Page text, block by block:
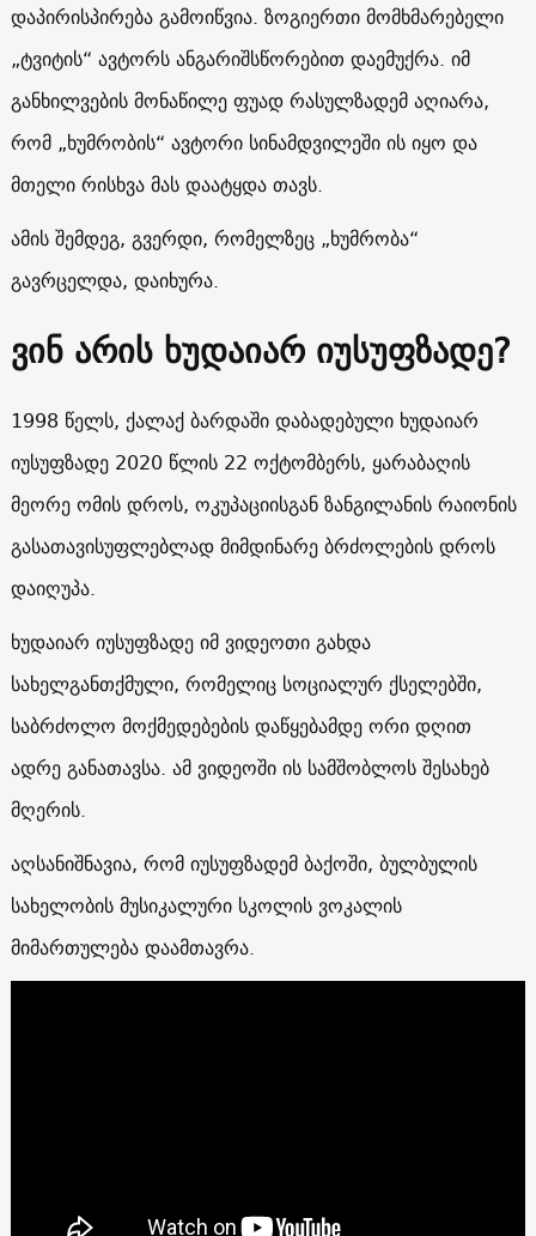
დაპირისპირება გამოიწვია. ზოგიერთი მომხმარებელი
„ტვიტის“ ავტორს ანგარიშსწორებით დაემუქრა. იმ
განხილვების მონაწილე ფუად რასულზადემ აღიარა,
რომ „ხუმრობის“ ავტორი სინამდვილეში ის იყო და
მთელი რისხვა მას დაატყდა თავს.
ამის შემდეგ, გვერდი, რომელზეც „ხუმრობა“
გავრცელდა, დაიხურა.
ვინ არის ხუდაიარ იუსუფზადე?
1998 წელს, ქალაქ ბარდაში დაბადებული ხუდაიარ
იუსუფზადე 2020 წლის 22 ოქტომბერს, ყარაბაღის
მეორე ომის დროს, ოკუპაციისგან ზანგილანის რაიონის
გასათავისუფლებლად მიმდინარე ბრძოლების დროს
დაიღუპა.
ხუდაიარ იუსუფზადე იმ ვიდეოთი გახდა
სახელგანთქმული, რომელიც სოციალურ ქსელებში,
საბრძოლო მოქმედებების დაწყებამდე ორი დღით
ადრე განათავსა. ამ ვიდეოში ის სამშობლოს შესახებ
მღერის.
აღსანიშნავია, რომ იუსუფზადემ ბაქოში, ბულბულის
სახელობის მუსიკალური სკოლის ვოკალის
მიმართულება დაამთავრა.